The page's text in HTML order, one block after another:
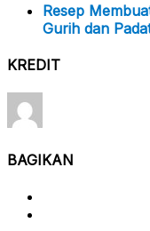
Resep
Gurih dan
KREDIT
BAGIKAN